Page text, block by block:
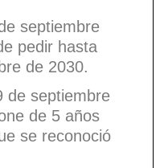
septiembre
pedir hasta
de 2030.
de septiembre
de 5 años
se reconoció